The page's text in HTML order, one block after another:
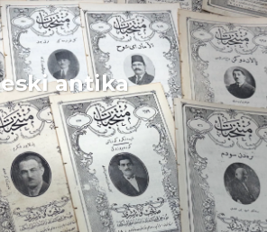
eski antika